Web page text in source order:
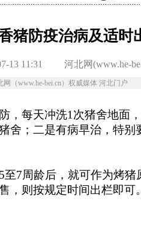
猪防疫治病及适时
13 11:31 河北网(www.he-
网（www.he-bei.cn）权威媒体 河北门户
，每天冲洗1次猪舍地面
舍；二是有病早治，特别
至7周龄后，就可作为烤猪
，则按规定时间出栏即可